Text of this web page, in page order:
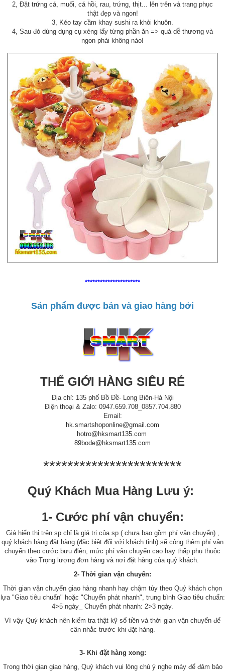
2, Đặt trứng cá, muối, cá hồi, rau, trứng, thịt... lên trên và trang phục
thật đẹp và ngon!
3, Kéo tay cầm khay sushi ra khỏi khuôn.
4, Sau đó dùng dụng cụ xẻng lấy từng phần ăn => quá dễ thương và
ngon phải không nào!
**********************
Sản phẩm được bán và giao hàng bởi
THẾ GIỚI HÀNG SIÊU RẺ
Địa chỉ: 135 phố Bồ Đề- Long Biên-Hà Nội
Điện thoại & Zalo: 0947.659.708_0857.704.880
Email:
hk.smartshoponline@gmail.com
hotro@hksmart135.com
89bode@hksmart135.com
***********************
Quý Khách Mua Hàng Lưu ý:
1- Cước phí vận chuyển:
Giá hiển thị trên sp chỉ là giá trị của sp ( chưa bao gồm phí vận chuyển) ,
quý khách hàng đặt hàng (đặc biệt đối với khách tỉnh) sẽ cộng thêm phí vận
chuyển theo cước bưu điện, mức phí vận chuyển cao hay thấp phụ thuộc
vào Trọng lượng đơn hàng và nơi đặt hàng của quý khách.
2- Thời gian vận chuyển:
Thời gian vận chuyển giao hàng nhanh hay chậm tùy theo Quý khách chọn
lựa "Giao tiêu chuẩn" hoặc "Chuyển phát nhanh", trung bình Giao tiêu chuẩn:
4>5 ngày_ Chuyển phát nhanh: 2>3 ngày.
Vì vậy Quý khách nên kiểm tra thật kỹ số tiền và thời gian vận chuyển để
cân nhắc trước khi đặt hàng.
3- Khi đặt hàng xong:
Trong thời gian giao hàng, Quý khách vui lòng chú ý nghe máy để đảm bảo